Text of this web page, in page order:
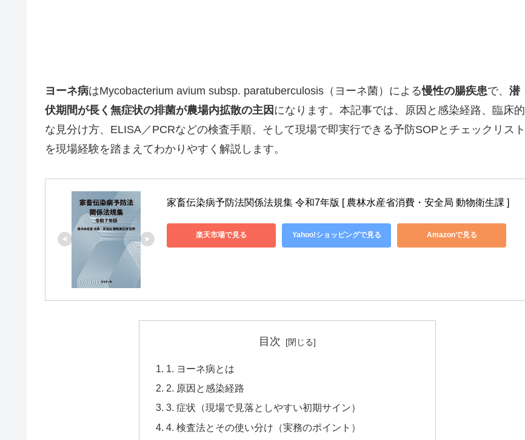
ヨーネ病はMycobacterium avium subsp. paratuberculosis（ヨーネ菌）による慢性の腸疾患で、 潜
伏期間が長く無症状の排菌が農場内拡散の主因 になります。本記事では、原因と感染経路、臨床的
な見分け方、ELISA／PCRなどの検査手順、そして現場で即実行できる予防SOPとチェックリスト
を現場経験を踏まえてわかりやすく解説します。
家畜伝染病予防法関係法規集 令和7年版 [ 農林水産省消費・安全局 動物衛生課 ]
楽天市場で見る Yahoo!ショッピングで見る Amazonで見る
目次
1. ヨーネ病とは
2. 原因と感染経路
3. 症状（現場で見落としやすい初期サイン）
4. 検査法とその使い分け（実務のポイント）